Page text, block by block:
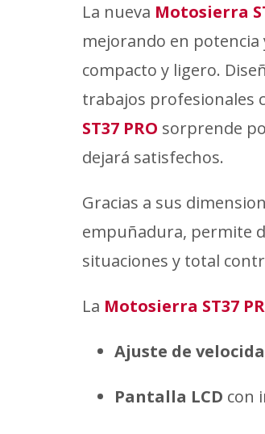
La nueva Motosierra
mejorando en
compacto y ligero.
trabajos profesionales
ST37 PRO sorprende
dejará satisfechos.
Gracias a sus
empuñadura, permite
situaciones y total
La Motosierra ST37
Ajuste de
Pantalla LCD con